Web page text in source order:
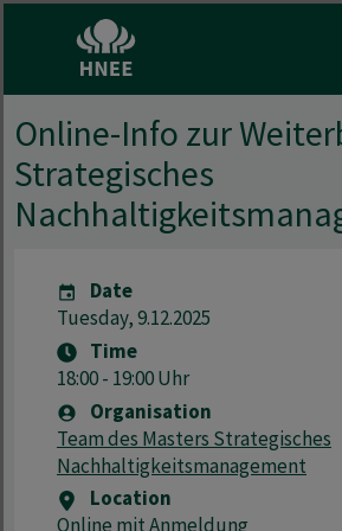
Online-Info zur
Strategisches
Date
Tuesday, 9.12.2025
Time
18:00 - 19:00 Uhr
Organisation
Team des Masters Strategisches
Nachhaltigkeitsmanagement
Location
Online mit Anmeldung